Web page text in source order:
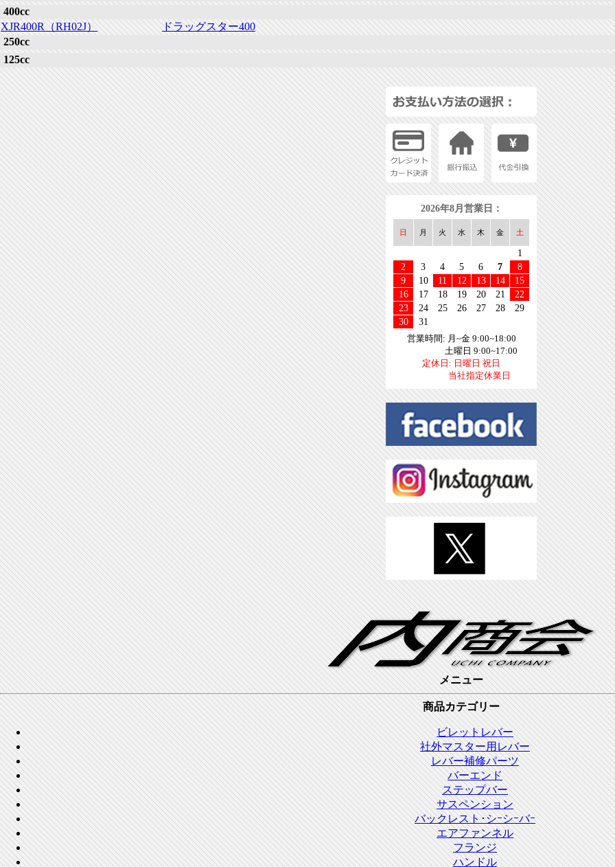
400cc
XJR400R（RH02J）
ドラッグスター400
250cc
125cc
2026年8月営業日：
日 月 火 水 木 金 土
1
2
3 4 5 6 7
8
9
10 11 12 13 14
15
16
17 18 19 20 21
22
23
24 25 26 27 28
29
30
31
営業時間: 月~金 9:00~18:00
土曜日 9:00~17:00
定休日: 日曜日 祝日
当社指定休業日
メニュー
商品カテゴリー
ビレットレバー
社外マスター用レバー
レバー補修パーツ
バーエンド
ステップバー
サスペンション
バックレスト･シｰシｰバｰ
エアファンネル
フランジ
ハンドル